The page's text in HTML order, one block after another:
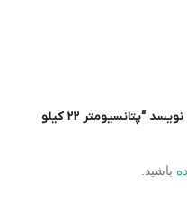
اولین کسی باشید که دیدگاهی می نویسد “پتانسیومتر 22 کیلو
باشید.